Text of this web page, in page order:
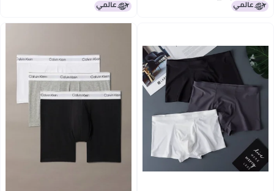
أقل سعر في السنة